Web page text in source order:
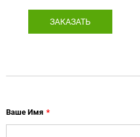
ЗАКАЗАТЬ
Ваше Имя *